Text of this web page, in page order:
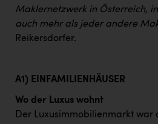
Maklernetzwerk in Österreich,
auch mehr als jeder andere
Reikersdorfer.
A1) EINFAMILIENHÄUSER
Wo der Luxus wohnt
Der Luxusimmobilienmarkt war